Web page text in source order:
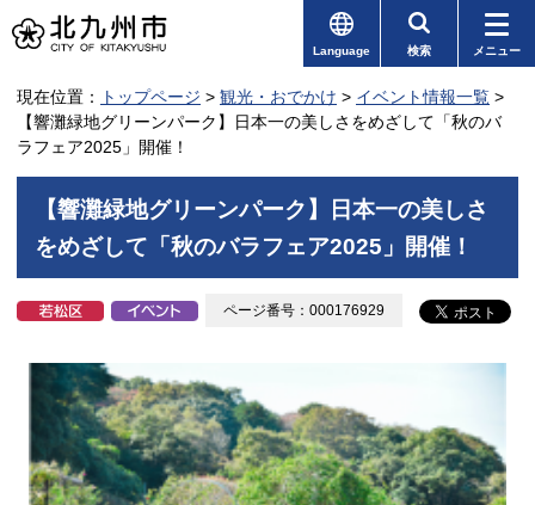
Language 検索 メニュー
現在位置： トップページ > 観光・おでかけ > イベント情報一覧 >
【響灘緑地グリーンパーク】日本一の美しさをめざして「秋のバ
ラフェア2025」開催！
【響灘緑地グリーンパーク】日本一の美しさ
をめざして「秋のバラフェア2025」開催！
ページ番号：000176929